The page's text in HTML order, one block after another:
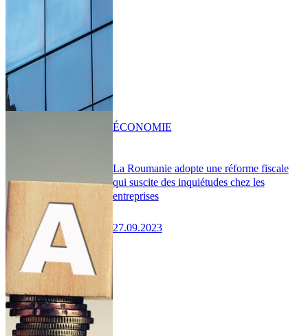
La Roumanie adopte une réforme fiscale
qui suscite des inquiétudes chez les
entreprises
27.09.2023
ÉCONOMIE